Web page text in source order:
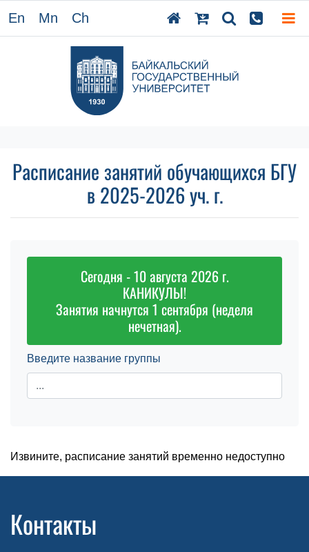
En Mn Ch
Расписание занятий обучающихся БГУ
в 2025-2026 уч. г.
Сегодня - 10 августа 2026 г.
КАНИКУЛЫ!
Занятия начнутся 1 сентября (неделя
нечетная).
Введите название группы
Извините, расписание занятий временно недоступно
Контакты